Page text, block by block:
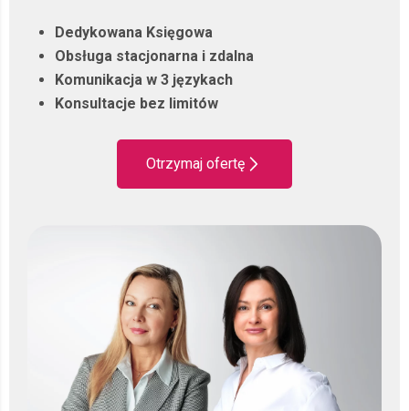
gospodarczą lub zarządzasz spółką z o.o.? W obu
przypadkachzapewniamy pełną obsługę. Zakres
współpracy obejmuje między innymi prowadzenie
ksiąg rachunkowych, księgi przychodów i
Profesjonalizm i partnerstwo oparte na zaufaniu
atutem naszego biura jest indywidualne podejście do
dokumentacją finansową i pomagamy Ci w
sprawnym zarządzaniu finansami swojej firmy.
Usługi księgowe Warszawa dla
spółek sp. z o.o.
Dedykowana Księgowa
Obsługa stacjonarna i zdalna
Komunikacja w 3 językach
Konsultacje bez limitów
Otrzymaj ofertę